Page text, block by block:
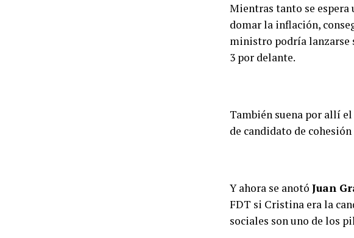
Mientras tanto se espera
domar la inflación,
ministro podría lanzarse
3 por delante.
También suena por allí
de candidato de
Y ahora se anotó Juan
FDT si Cristina era la
sociales son uno de los